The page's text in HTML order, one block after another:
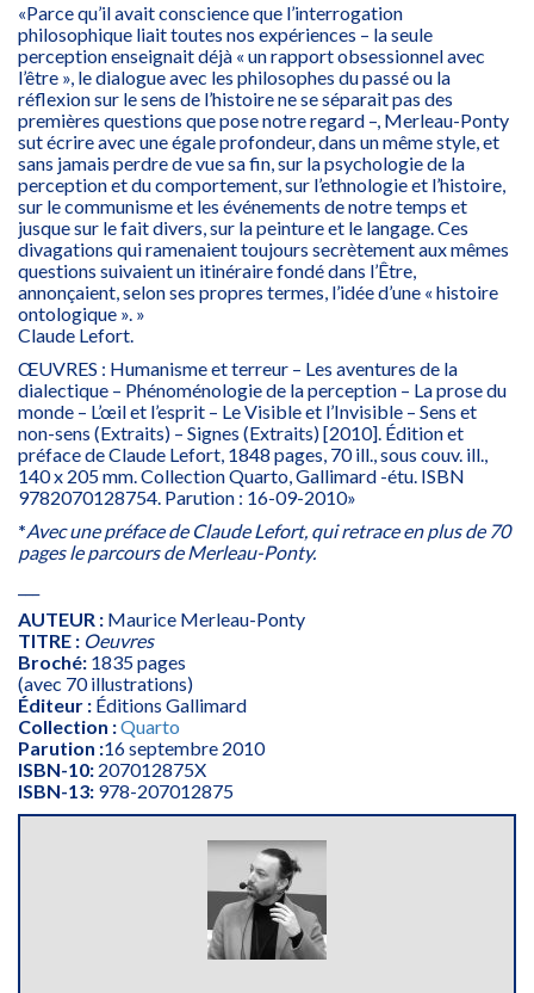
«Parce qu’il avait conscience que l’interrogation
philosophique liait toutes nos expériences – la seule
perception enseignait déjà « un rapport obsessionnel avec
l’être », le dialogue avec les philosophes du passé ou la
réflexion sur le sens de l’histoire ne se séparait pas des
premières questions que pose notre regard –, Merleau-Ponty
sut écrire avec une égale profondeur, dans un même style, et
sans jamais perdre de vue sa fin, sur la psychologie de la
perception et du comportement, sur l’ethnologie et l’histoire,
sur le communisme et les événements de notre temps et
jusque sur le fait divers, sur la peinture et le langage. Ces
divagations qui ramenaient toujours secrètement aux mêmes
questions suivaient un itinéraire fondé dans l’Être,
annonçaient, selon ses propres termes, l’idée d’une « histoire
ontologique ». »
Claude Lefort.
ŒUVRES : Humanisme et terreur – Les aventures de la
dialectique – Phénoménologie de la perception – La prose du
monde – L’œil et l’esprit – Le Visible et l’Invisible – Sens et
non-sens (Extraits) – Signes (Extraits) [2010]. Édition et
préface de Claude Lefort, 1848 pages, 70 ill., sous couv. ill.,
140 x 205 mm. Collection Quarto, Gallimard -étu. ISBN
9782070128754. Parution : 16-09-2010»
*Avec une préface de Claude Lefort, qui retrace en plus de 70
pages le parcours de Merleau-Ponty.
AUTEUR : Maurice Merleau-Ponty
TITRE : Oeuvres
Broché: 1835 pages
(avec 70 illustrations)
Éditeur : Éditions Gallimard
Collection :Quarto
Parution :16 septembre 2010
ISBN-10: 207012875X
ISBN-13: 978-207012875